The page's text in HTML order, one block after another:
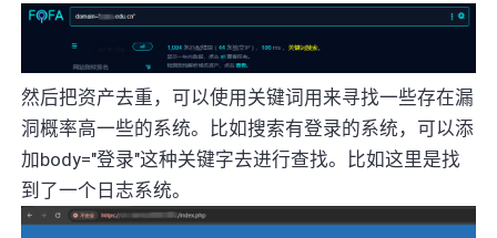
然后把资产去重，可以使用关键词用来寻找一些存在漏
洞概率高一些的系统。比如搜索有登录的系统，可以添
加body="登录"这种关键字去进行查找。比如这里是找
到了一个日志系统。